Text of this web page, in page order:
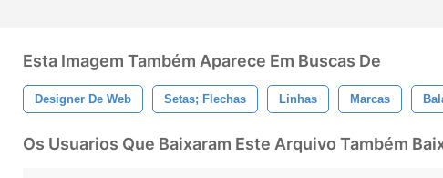
Esta Imagem Também Aparece Em Buscas De
Designer De Web Setas; Flechas Linhas Marcas
Os Usuarios Que Baixaram Este Arquivo Também